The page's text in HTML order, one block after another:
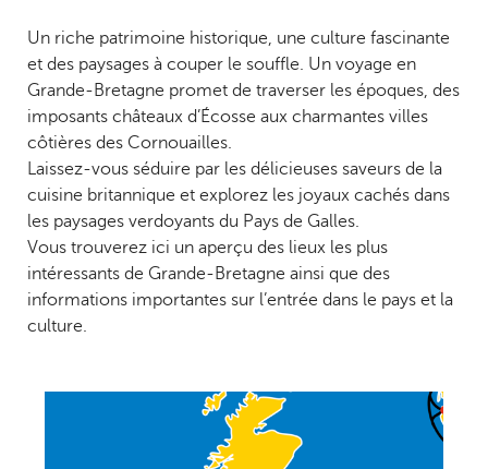
Un riche patrimoine historique, une culture fascinante
et des paysages à couper le souffle. Un voyage en
Grande-Bretagne promet de traverser les époques, des
imposants châteaux d’Écosse aux charmantes villes
côtières des Cornouailles.
Laissez-vous séduire par les délicieuses saveurs de la
cuisine britannique et explorez les joyaux cachés dans
les paysages verdoyants du Pays de Galles.
Vous trouverez ici un aperçu des lieux les plus
intéressants de Grande-Bretagne ainsi que des
informations importantes sur l’entrée dans le pays et la
culture.